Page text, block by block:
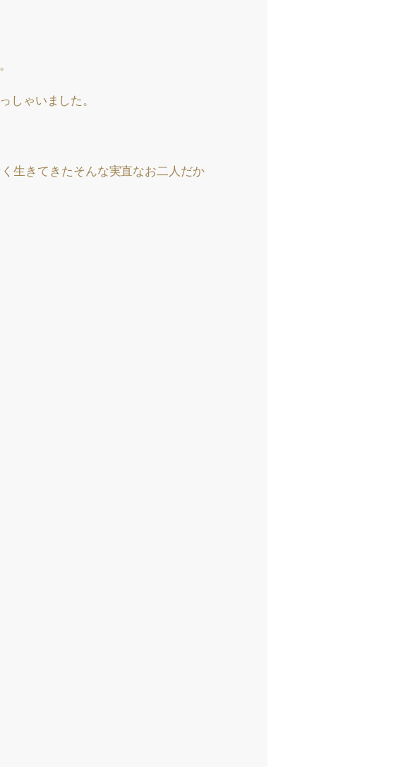
しゃいました。
生きてきたそんな実直なお二人だか